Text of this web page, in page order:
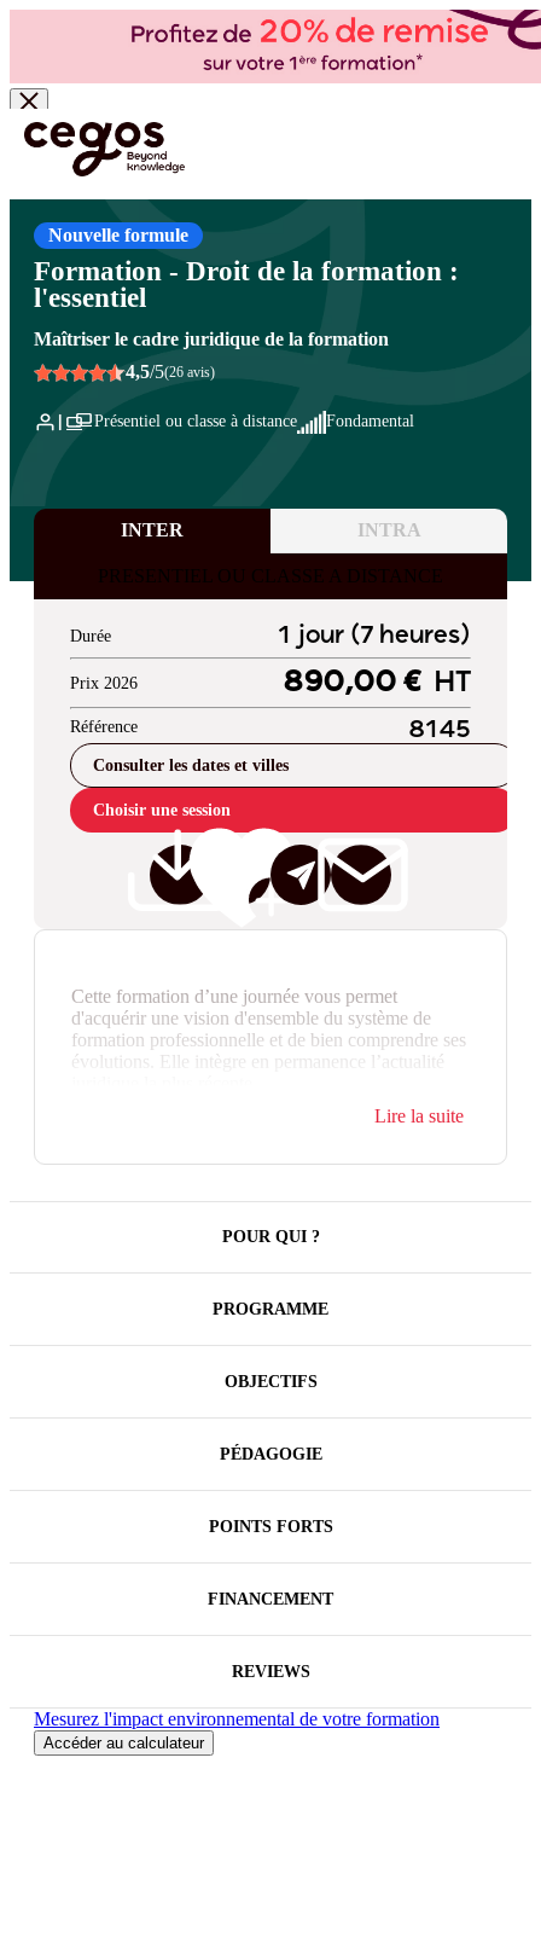
Skip to main content
Vous êtes ici : Accueil >Cegos, organisme de formation à Paris et en régions
>Formation et développement des compétences
formation
Nouvelle formule
Formation - Droit de la formation :
l'essentiel
Maîtriser le cadre juridique de la formation
4,5/5(26 avis)
Présentiel ou classe à distance Fondamental
INTER INTRA
PRESENTIEL OU CLASSE A DISTANCE
Durée 1 jour (7 heures)
Prix 2026 890,00 € HT
Référence 8145
Consulter les dates et villes
Choisir une session
Cette formation d’une journée vous permet
d'acquérir une vision d'ensemble du système de
formation professionnelle et de bien comprendre ses
évolutions. Elle intègre en permanence l’actualité
Lire la suite
POUR QUI ?
PROGRAMME
OBJECTIFS
PÉDAGOGIE
POINTS FORTS
FINANCEMENT
REVIEWS
Mesurez l'impact environnemental de votre formation
Accéder au calculateur